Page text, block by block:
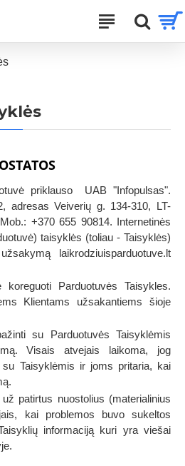
priklauso UAB "Infopulsas".
adresas Veiverių g. 134-310, LT-
+370 655 90814. Internetinės
taisyklės (toliau - Taisyklės)
laikrodziuisparduotuve.lt
Parduotuvės Taisykles.
Klientams užsakantiems šioje
su Parduotuvės Taisyklėmis
Visais atvejais laikoma, jog
Taisyklėmis ir joms pritaria, kai
patirtus nuostolius (materialinius
kai problemos buvo sukeltos
informaciją kuri yra viešai